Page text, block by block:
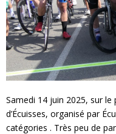
Samedi 14 juin 2025, sur
d’Écuisses, organisé par
catégories . Très peu de